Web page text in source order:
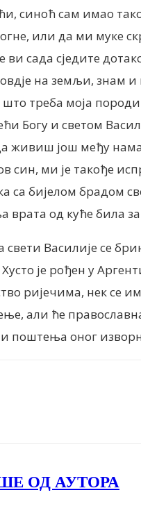
синоћ сам имао
или да ми муке
ви сада сједите
на земљи, знам
треба моја
Богу и светом
живиш још међу
ми је такође
бијелом брадом
врата од куће била
свети Василије се
је рођен у
ријечима, нек се
али ће
оног
ОД АУТОРА